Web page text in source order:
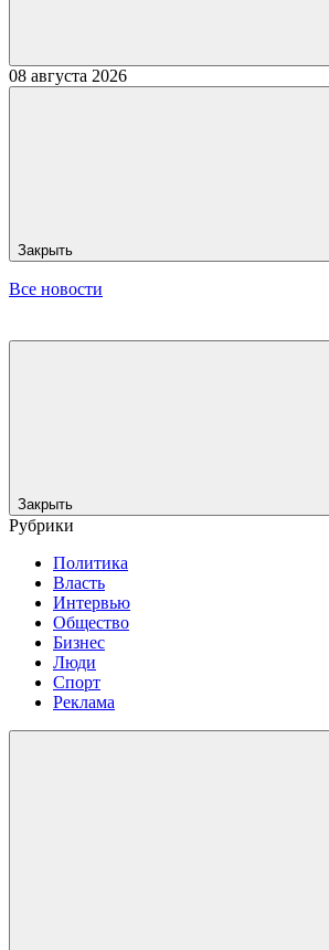
08 августа 2026
Закрыть
Все новости
Закрыть
Рубрики
Политика
Власть
Интервью
Общество
Бизнес
Люди
Спорт
Реклама